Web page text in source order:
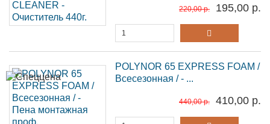
220,00 р. 195,00 р.
POLYNOR 65 EXPRESS FOAM /
Всесезонная / - ...
440,00 р. 410,00 р.